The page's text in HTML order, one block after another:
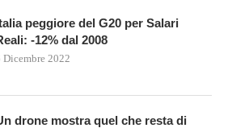
peggiore del G20 per Salari
-12% dal 2008
Dicembre 2022
drone mostra quel che resta di